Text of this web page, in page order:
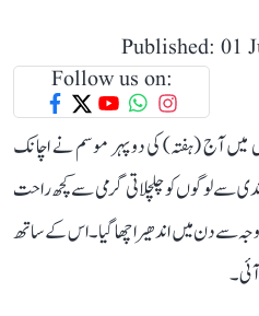
Published: 01
Follow us on:
میں آج (ہفتہ) کی دوپہر موسم نے اچانک
سے لوگوں کو چلچلاتی گرمی سے کچھ راحت
سے دن میں اندھیرا چھا گیا۔ اس کے ساتھ